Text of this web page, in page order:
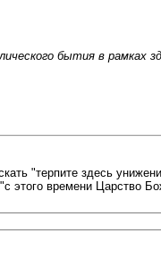
бытия в рамках
"терпите здесь
этого времени Царство